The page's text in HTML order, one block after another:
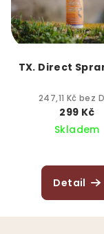
TX. Direct
247,11 Kč bez
299 Kč
Skladem
Detail